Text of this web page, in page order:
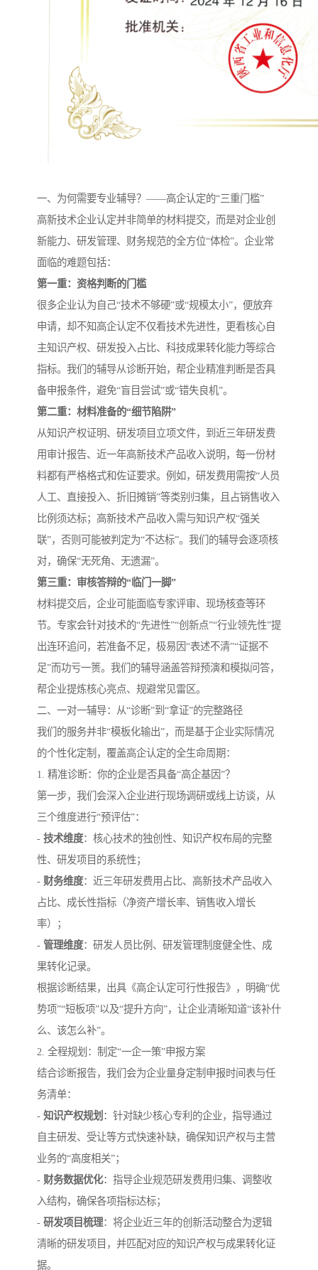
一、为何需要专业辅导？——高企认定的“三重门槛”
高新技术企业认定并非简单的材料提交，而是对企业创
新能力、研发管理、财务规范的全方位“体检”。企业常
面临的难题包括：
第一重：资格判断的门槛
很多企业认为自己“技术不够硬”或“规模太小”，便放弃
申请，却不知高企认定不仅看技术先进性，更看核心自
主知识产权、研发投入占比、科技成果转化能力等综合
指标。我们的辅导从诊断开始，帮企业精准判断是否具
备申报条件，避免“盲目尝试”或“错失良机”。
第二重：材料准备的“细节陷阱”
从知识产权证明、研发项目立项文件，到近三年研发费
用审计报告、近一年高新技术产品收入说明，每一份材
料都有严格格式和佐证要求。例如，研发费用需按“人员
人工、直接投入、折旧摊销”等类别归集，且占销售收入
比例须达标；高新技术产品收入需与知识产权“强关
联”，否则可能被判定为“不达标”。我们的辅导会逐项核
对，确保“无死角、无遗漏”。
第三重：审核答辩的“临门一脚”
材料提交后，企业可能面临专家评审、现场核查等环
节。专家会针对技术的“先进性”“创新点”“行业领先性”提
出连环追问，若准备不足，极易因“表述不清”“证据不
足”而功亏一篑。我们的辅导涵盖答辩预演和模拟问答，
帮企业提炼核心亮点、规避常见雷区。
二、一对一辅导：从“诊断”到“拿证”的完整路径
我们的服务并非“模板化输出”，而是基于企业实际情况
的个性化定制，覆盖高企认定的全生命周期：
1. 精准诊断：你的企业是否具备“高企基因”？
第一步，我们会深入企业进行现场调研或线上访谈，从
三个维度进行“预评估”：
- 技术维度：核心技术的独创性、知识产权布局的完整
性、研发项目的系统性；
- 财务维度：近三年研发费用占比、高新技术产品收入
占比、成长性指标（净资产增长率、销售收入增长
率）；
- 管理维度：研发人员比例、研发管理制度健全性、成
果转化记录。
根据诊断结果，出具《高企认定可行性报告》，明确“优
势项”“短板项”以及“提升方向”，让企业清晰知道“该补什
么、该怎么补”。
2. 全程规划：制定“一企一策”申报方案
结合诊断报告，我们会为企业量身定制申报时间表与任
务清单：
- 知识产权规划 ：针对缺少核心专利的企业，指导通过
自主研发、受让等方式快速补缺，确保知识产权与主营
业务的“高度相关”；
- 财务数据优化：指导企业规范研发费用归集、调整收
入结构，确保各项指标达标；
- 研发项目梳理：将企业近三年的创新活动整合为逻辑
清晰的研发项目，并匹配对应的知识产权与成果转化证
据。